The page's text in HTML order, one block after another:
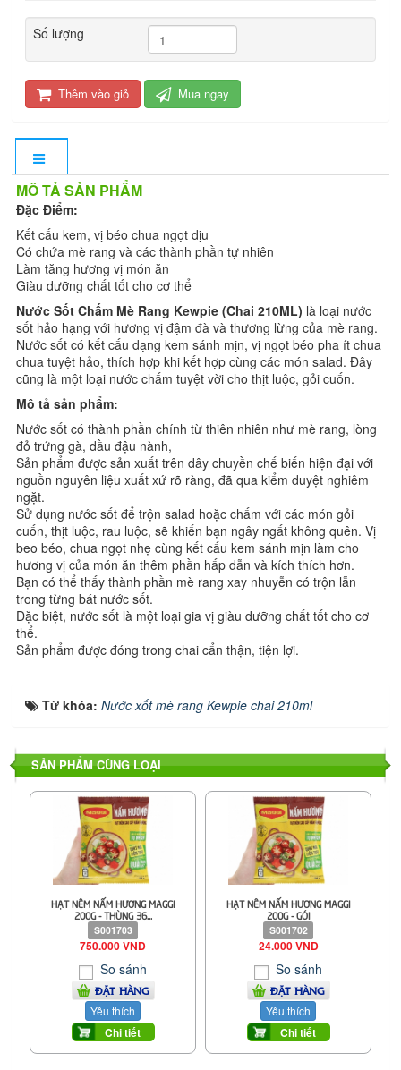
Số lượng
Thêm vào giỏ Mua ngay
MÔ TẢ SẢN PHẨM
Đặc Điểm:
Kết cấu kem, vị béo chua ngọt dịu
Có chứa mè rang và các thành phần tự nhiên
Làm tăng hương vị món ăn
Giàu dưỡng chất tốt cho cơ thể
Nước Sốt Chấm Mè Rang Kewpie (Chai 210ML) là loại nước
sốt hảo hạng với hương vị đậm đà và thương lừng của mè rang.
Nước sốt có kết cấu dạng kem sánh mịn, vị ngọt béo pha ít chua
chua tuyệt hảo, thích hợp khi kết hợp cùng các món salad. Đây
cũng là một loại nước chấm tuyệt vời cho thịt luộc, gỏi cuốn.
Mô tả sản phẩm:
Nước sốt có thành phần chính từ thiên nhiên như mè rang, lòng
đỏ trứng gà, dầu đậu nành,
Sản phẩm được sản xuất trên dây chuyền chế biến hiện đại với
nguồn nguyên liệu xuất xứ rõ ràng, đã qua kiểm duyệt nghiêm
ngặt.
Sử dụng nước sốt để trộn salad hoặc chấm với các món gỏi
cuốn, thịt luộc, rau luộc, sẽ khiến bạn ngây ngất không quên. Vị
beo béo, chua ngọt nhẹ cùng kết cấu kem sánh mịn làm cho
hương vị của món ăn thêm phần hấp dẫn và kích thích hơn.
Bạn có thể thấy thành phần mè rang xay nhuyễn có trộn lẫn
trong từng bát nước sốt.
Đặc biệt, nước sốt là một loại gia vị giàu dưỡng chất tốt cho cơ
thể.
Sản phẩm được đóng trong chai cẩn thận, tiện lợi.
Từ khóa: Nước xốt mè rang Kewpie chai 210ml
SẢN PHẨM CÙNG LOẠI
HẠT NÊM NẤM HƯƠNG MAGGI
200G - THÙNG 36...
S001703
750.000 VND
So sánh
ĐẶT HÀNG
Yêu thích
Chi tiết
HẠT NÊM NẤM HƯƠNG MAGGI
200G - GÓI
S001702
24.000 VND
So sánh
ĐẶT HÀNG
Yêu thích
Chi tiết